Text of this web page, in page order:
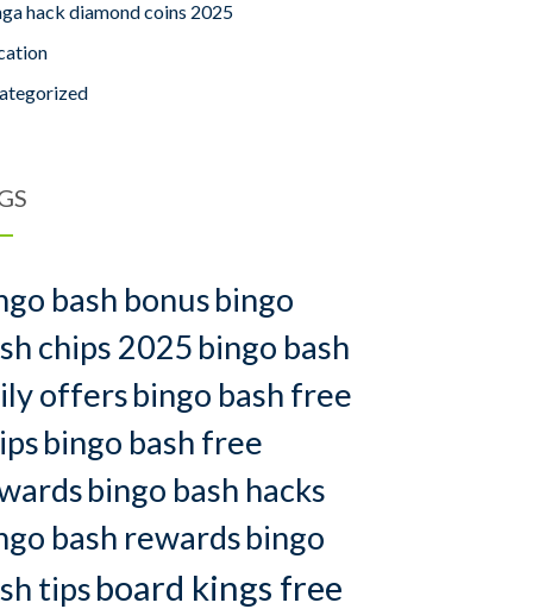
hack diamond coins 2025
bash bonusbingo
chips 2025 bingo bash
offersbingo bash free
bingo bash free
bingo bash hacks
bash rewardsbingo
tipsboard kings free